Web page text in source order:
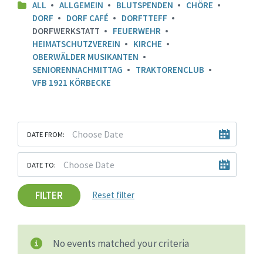
ALL ALLGEMEIN BLUTSPENDEN
CHÖRE
DORF
DORF CAFÉ
DORFTTEFF
DORFWERKSTATT
FEUERWEHR
HEIMATSCHUTZVEREIN
KIRCHE
OBERWÄLDER MUSIKANTEN
SENIORENNACHMITTAG
TRAKTORENCLUB
VFB 1921 KÖRBECKE
DATE FROM:
DATE TO:
FILTER Reset filter
No events matched your criteria